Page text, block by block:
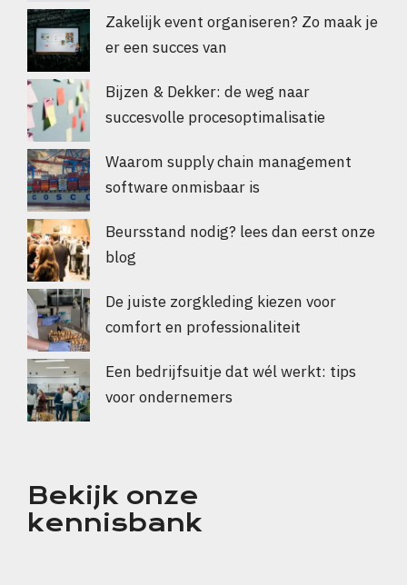
Zakelijk event organiseren? Zo maak je
er een succes van
Bijzen & Dekker: de weg naar
succesvolle procesoptimalisatie
Waarom supply chain management
software onmisbaar is
Beursstand nodig? lees dan eerst onze
blog
De juiste zorgkleding kiezen voor
comfort en professionaliteit
Een bedrijfsuitje dat wél werkt: tips
voor ondernemers
Bekijk onze
kennisbank